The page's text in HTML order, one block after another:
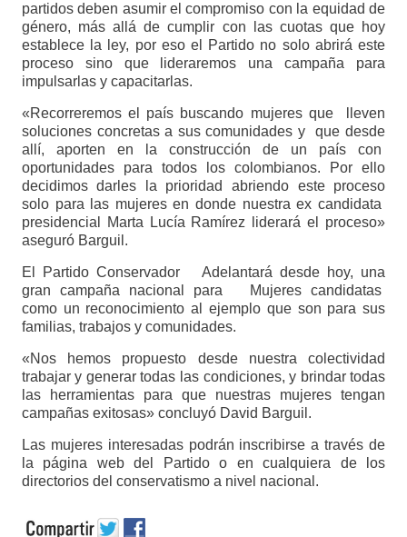
partidos deben asumir el compromiso con la equidad de
género, más allá de cumplir con las cuotas que hoy
establece la ley, por eso el Partido no solo abrirá este
proceso sino que lideraremos una campaña para
impulsarlas y capacitarlas.
«Recorreremos el país buscando mujeres que lleven
soluciones concretas a sus comunidades y que desde
allí, aporten en la construcción de un país con
oportunidades para todos los colombianos. Por ello
decidimos darles la prioridad abriendo este proceso
solo para las mujeres en donde nuestra ex candidata
presidencial Marta Lucía Ramírez liderará el proceso»
aseguró Barguil.
El Partido Conservador Adelantará desde hoy, una
gran campaña nacional para Mujeres candidatas
como un reconocimiento al ejemplo que son para sus
familias, trabajos y comunidades.
«Nos hemos propuesto desde nuestra colectividad
trabajar y generar todas las condiciones, y brindar todas
las herramientas para que nuestras mujeres tengan
campañas exitosas» concluyó David Barguil.
Las mujeres interesadas podrán inscribirse a través de
la página web del Partido o en cualquiera de los
directorios del conservatismo a nivel nacional.